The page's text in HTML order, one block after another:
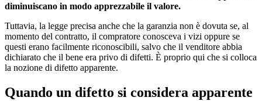
diminuiscano in modo apprezzabile il valore.
Tuttavia, la legge precisa anche che la garanzia non è dovuta se, al
momento del contratto, il compratore conosceva i vizi oppure se
questi erano facilmente riconoscibili, salvo che il venditore abbia
dichiarato che il bene era privo di difetti. È proprio qui che si colloca
la nozione di difetto apparente.
Quando un difetto si considera apparente